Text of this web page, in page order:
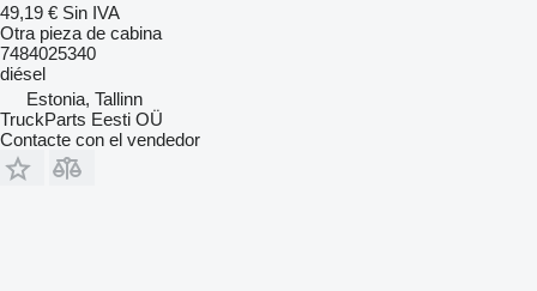
49,19 € Sin IVA
Otra pieza de cabina
7484025340
diésel
Estonia, Tallinn
TruckParts Eesti OÜ
Contacte con el vendedor